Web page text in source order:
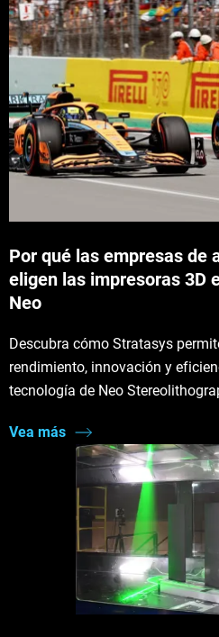
Por qué las empresas de
eligen las impresoras 3D
Neo
Descubra cómo Stratasys
rendimiento, innovación y
tecnología de Neo
Vea más